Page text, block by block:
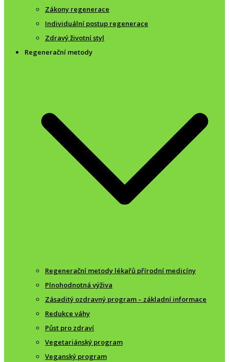
Zákony regenerace
Individuální postup regenerace
Zdravý životní styl
Regenerační metody
Regenerační metody lékařů přírodní medicíny
Plnohodnotná výživa
Zásaditý ozdravný program – základní informace
Redukce váhy
Půst pro zdraví
Vegetariánský program
Veganský program